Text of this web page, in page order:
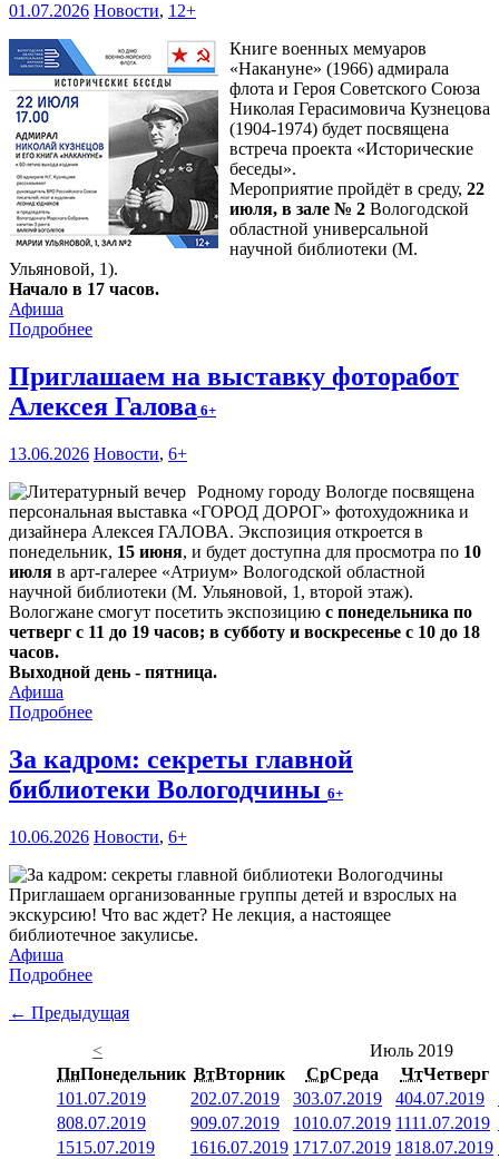
01.07.2026 Новости, 12+
Книге военных мемуаров
«Накануне» (1966) адмирала
флота и Героя Советского Союза
Николая Герасимовича Кузнецова
(1904-1974) будет посвящена
встреча проекта «Исторические
беседы».
Мероприятие пройдёт в среду, 22
июля, в зале № 2 Вологодской
областной универсальной
научной библиотеки (М.
Ульяновой, 1).
Начало в 17 часов.
Афиша
Подробнее
Приглашаем на выставку фоторабот
Алексея Галова 6+
13.06.2026 Новости, 6+
Родному городу Вологде посвящена
персональная выставка «ГОРОД ДОРОГ» фотохудожника и
дизайнера Алексея ГАЛОВА. Экспозиция откроется в
понедельник, 15 июня, и будет доступна для просмотра по 10
июля в арт-галерее «Атриум» Вологодской областной
научной библиотеки (М. Ульяновой, 1, второй этаж).
Вологжане смогут посетить экспозицию с понедельника по
четверг с 11 до 19 часов; в субботу и воскресенье с 10 до 18
часов.
Выходной день - пятница.
Афиша
Подробнее
За кадром: секреты главной
библиотеки Вологодчины 6+
10.06.2026 Новости, 6+
Приглашаем организованные группы детей и взрослых на
экскурсию! Что вас ждет? Не лекция, а настоящее
библиотечное закулисье.
Афиша
Подробнее
← Предыдущая
<
Июль 2019
ПнПонедельник ВтВторник СрСреда ЧтЧетверг
101.07.2019 202.07.2019 303.07.2019 404.07.2019
808.07.2019 909.07.2019 1010.07.2019 1111.07.2019
1515.07.2019 1616.07.2019 1717.07.2019 1818.07.2019